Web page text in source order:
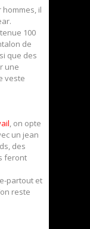
hommes, il
100
de
que des
une
veste
, on opte
un jean
des
feront
partout et
reste